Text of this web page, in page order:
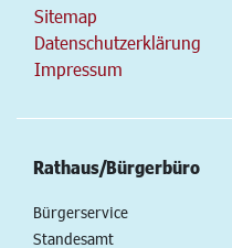
Sitemap
Datenschutzerklärung
Impressum
Rathaus/Bürgerbüro
Bürgerservice
Standesamt